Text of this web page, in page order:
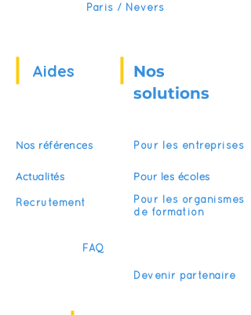
Paris / Nevers
Aides
Nos
solutions
Nos références
Actualités
Recrutement
Pour les entreprises
Pour les écoles
Pour les organismes
de formation
FAQ
Devenir partenaire